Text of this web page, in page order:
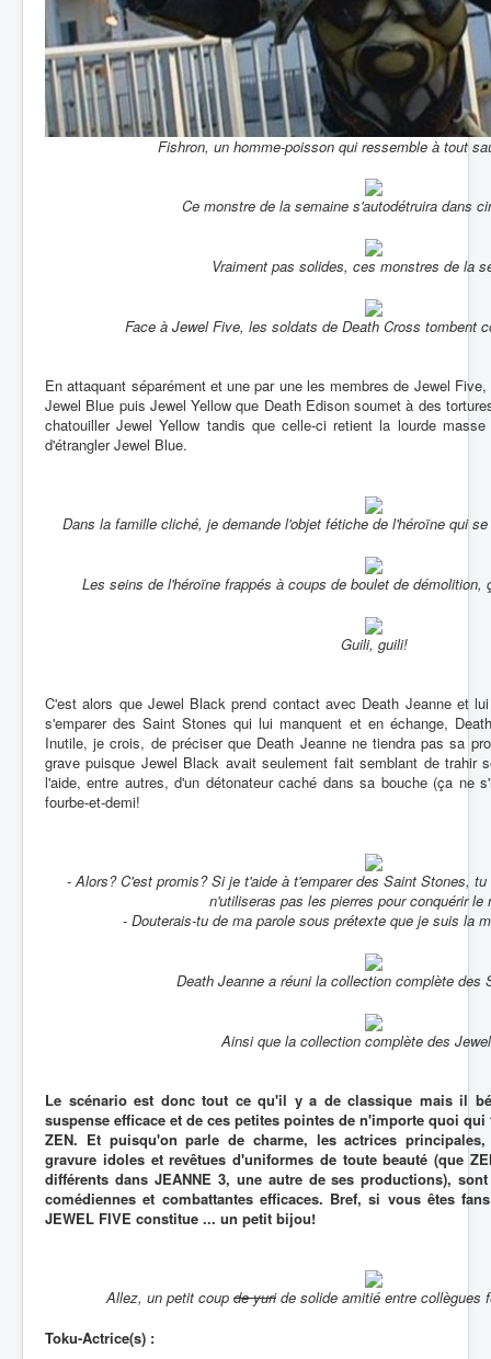
Fishron, un homme-poisson qui ressemble à tout
Ce monstre de la semaine s'autodétruira dans
Vraiment pas solides, ces monstres de la
Face à Jewel Five, les soldats de Death Cross tombent
En attaquant séparément et une par une les membres de Jewel
Jewel Blue puis Jewel Yellow que Death Edison soumet à des
chatouiller Jewel Yellow tandis que celle-ci retient la lourde
d'étrangler Jewel Blue.
Dans la famille cliché, je demande l'objet fétiche de l'héroïne qui
Les seins de l'héroïne frappés à coups de boulet de démolition,
Guili, guili!
C'est alors que Jewel Black prend contact avec Death Jeanne et
s'emparer des Saint Stones qui lui manquent et en échange,
Inutile, je crois, de préciser que Death Jeanne ne tiendra pas sa
grave puisque Jewel Black avait seulement fait semblant de trahir
l'aide, entre autres, d'un détonateur caché dans sa bouche (ça ne
fourbe-et-demi!
- Alors? C'est promis? Si je t'aide à t'emparer des Saint Stones,
n'utiliseras pas les pierres pour conquérir le
- Douterais-tu de ma parole sous prétexte que je suis la
Death Jeanne a réuni la collection complète des
Ainsi que la collection complète des
Le scénario est donc tout ce qu'il y a de classique mais il
suspense efficace et de ces petites pointes de n'importe quoi
ZEN. Et puisqu'on parle de charme, les actrices
gravure idoles et revêtues d'uniformes de toute beauté (que
différents dans JEANNE 3, une autre de ses productions),
comédiennes et combattantes efficaces. Bref, si vous êtes
JEWEL FIVE constitue ... un petit bijou!
Allez, un petit coup de yuride solide amitié entre collègues
Toku-Actrice(s) :